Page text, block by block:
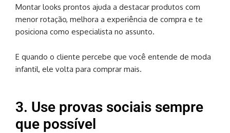
Montar looks prontos ajuda a destacar produtos com
menor rotação, melhora a experiência de compra e te
posiciona como especialista no assunto.
E quando o cliente percebe que você entende de moda
infantil, ele volta para comprar mais.
3. Use provas sociais sempre
que possível